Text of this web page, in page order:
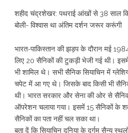
शहीद चंद्रशेखर: पथराई आंखों से 38 साल
बोली- विश्वास था अंतिम दर्शन जरूर करूंगी
भारत-पाकिस्तान की झड़प के दौरान मई
लिए 20 सैनिकों की टुकड़ी भेजी गई थी।
भी शामिल थे। सभी सैनिक सियाचिन में
चपेट में आ गए थे। जिसके बाद किसी भी
थी। भारत सरकार और सेना की ओर से
ऑपरेशन चलाया गया। इसमें 15 सैनिकों के
सैनिकों का पता नहीं चल सका था।
बता दें कि सियाचिन दुनिया के दुर्गम सैन्य